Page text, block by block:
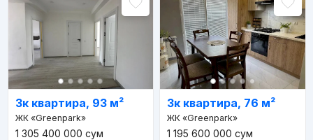
3к квартира, 93 м²
ЖК «Greenpark»
1 305 400 000 сум
3к квартира, 76 м²
ЖК «Greenpark»
1 195 600 000 сум